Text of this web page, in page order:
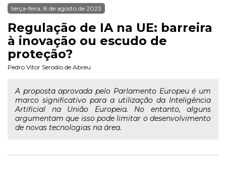
terça-feira, 8 de agosto de 2023
Regulação de IA na UE: barreira
à inovação ou escudo de
proteção?
Pedro Vitor Serodio de Abreu
A proposta aprovada pelo Parlamento Europeu é um
marco significativo para a utilização da Inteligência
Artificial na União Europeia. No entanto, alguns
argumentam que isso pode limitar o desenvolvimento
de novas tecnologias na área.